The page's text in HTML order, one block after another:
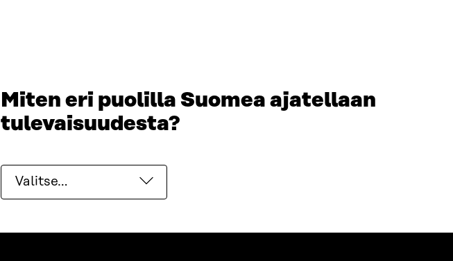
Miten eri puolilla Suomea ajatellaan
tulevaisuudesta?
Valitse…